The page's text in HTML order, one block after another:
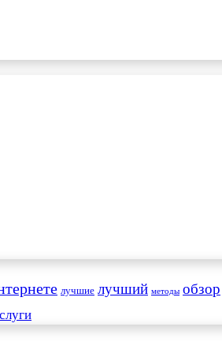
лучшие лучший методы обзор